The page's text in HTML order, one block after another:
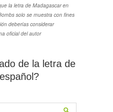
la letra de Madagascar en
solo se muestra con fines
deberías considerar
oficial del autor
de la letra de